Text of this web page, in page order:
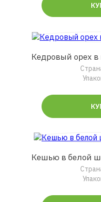
Кедровый орех
Кешью в белой